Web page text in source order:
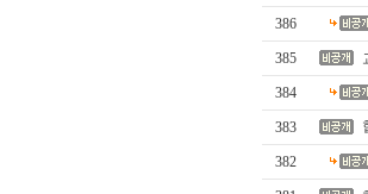
386
385
384
383
382